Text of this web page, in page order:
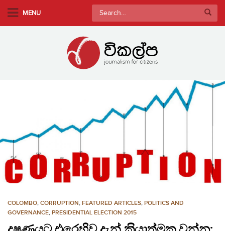
o
MENU
Search
for:
COLOMBO, CORRUPTION, FEATURED ARTICLES, POLITICS AND
GOVERNANCE, PRESIDENTIAL ELECTION 2015